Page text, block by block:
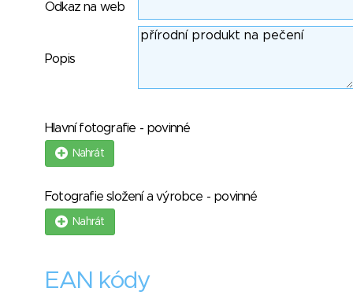
Odkaz na web
Popis
Hlavní fotografie - povinné
Nahrát
Fotografie složení a výrobce - povinné
Nahrát
EAN kódy